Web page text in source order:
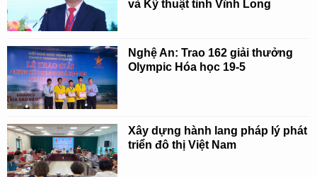
và Kỹ thuật tỉnh Vĩnh Long
Nghệ An: Trao 162 giải thưởng
Olympic Hóa học 19-5
Xây dựng hành lang pháp lý phát
triển đô thị Việt Nam